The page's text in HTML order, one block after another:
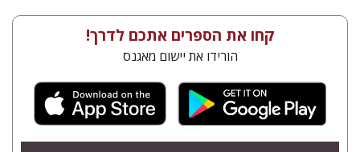
קחו את הספרים אתכם לדרך!
הורידו את יישום מאגנס